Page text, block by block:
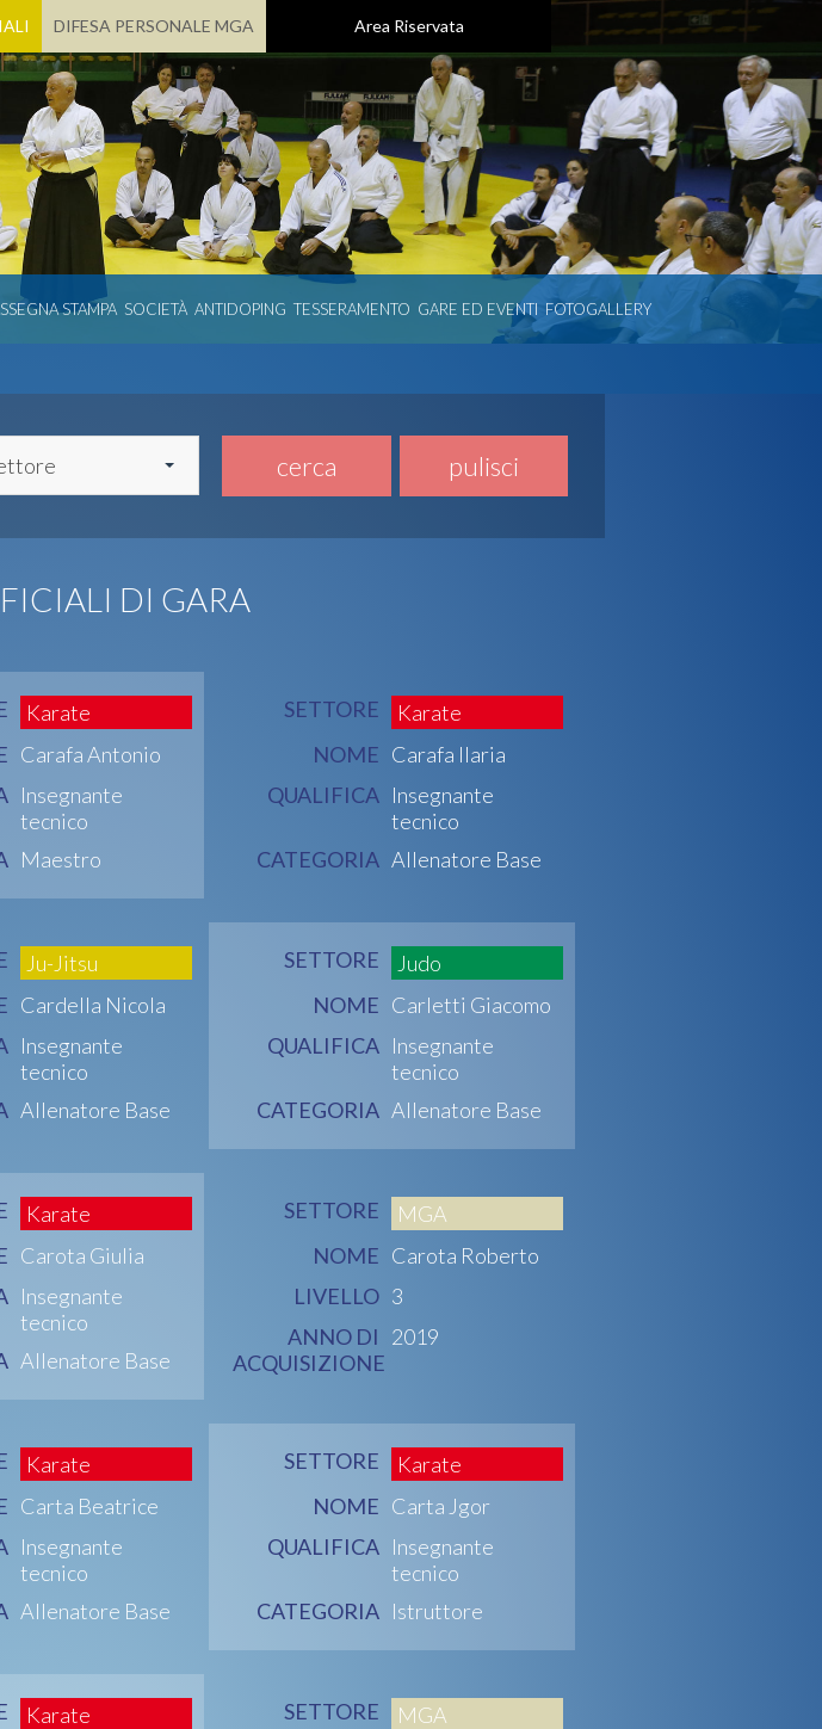
DIFESA PERSONALE MGA Area Riservata
STAMPA SOCIETÀ ANTIDOPING TESSERAMENTO GARE ED EVENTI FOTOGALLERY
cerca pulisci
DI GARA
Karate
Carafa Antonio
Insegnante
tecnico
Maestro
SETTORE
Karate
NOME Carafa Ilaria
QUALIFICA Insegnante
tecnico
CATEGORIA Allenatore Base
Ju-Jitsu
Cardella Nicola
Insegnante
tecnico
Allenatore Base
SETTORE
Judo
NOME Carletti Giacomo
QUALIFICA Insegnante
tecnico
CATEGORIA Allenatore Base
Karate
Carota Giulia
Insegnante
tecnico
Allenatore Base
SETTORE
MGA
NOME Carota Roberto
LIVELLO 3
ANNO DI
ACQUISIZIONE
2019
Karate
Carta Beatrice
Insegnante
tecnico
Allenatore Base
SETTORE
Karate
NOME Carta Jgor
QUALIFICA Insegnante
tecnico
CATEGORIA Istruttore
Karate
SETTORE
MGA